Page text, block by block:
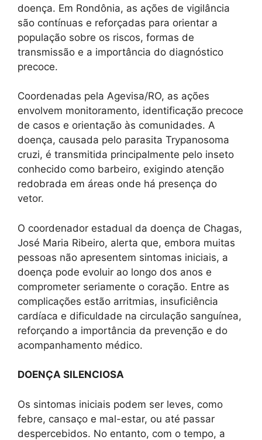
doença. Em Rondônia, as ações de vigilância
são contínuas e reforçadas para orientar a
população sobre os riscos, formas de
transmissão e a importância do diagnóstico
precoce.
Coordenadas pela Agevisa/RO, as ações
envolvem monitoramento, identificação precoce
de casos e orientação às comunidades. A
doença, causada pelo parasita Trypanosoma
cruzi, é transmitida principalmente pelo inseto
conhecido como barbeiro, exigindo atenção
redobrada em áreas onde há presença do
vetor.
O coordenador estadual da doença de Chagas,
José Maria Ribeiro, alerta que, embora muitas
pessoas não apresentem sintomas iniciais, a
doença pode evoluir ao longo dos anos e
comprometer seriamente o coração. Entre as
complicações estão arritmias, insuficiência
cardíaca e dificuldade na circulação sanguínea,
reforçando a importância da prevenção e do
acompanhamento médico.
DOENÇA SILENCIOSA
Os sintomas iniciais podem ser leves, como
febre, cansaço e mal-estar, ou até passar
despercebidos. No entanto, com o tempo, a